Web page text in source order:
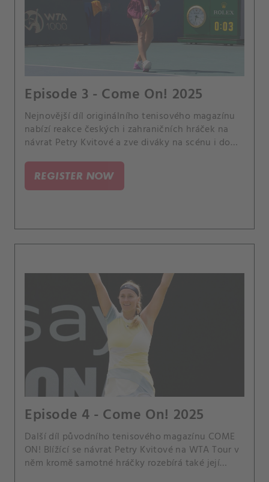
Episode 3 - Come On! 2025
Nejnovější díl originálního tenisového magazínu
nabízí reakce českých i zahraničních hráček na
návrat Petry Kvitové a zve diváky na scénu i do
němž měl CANAL+ Sport svůj štáb, včetně
expertky Andrey Hlaváčkové.
REGISTER NOW
Episode 4 - Come On! 2025
Další díl původního tenisového magazínu COME
ON! Blížící se návrat Petry Kvitové na WTA Tour v
něm kromě samotné hráčky rozebírá také její